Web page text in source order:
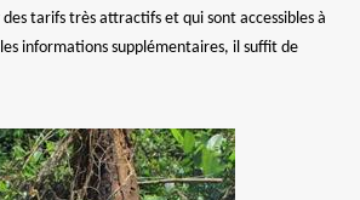
tarifs très attractifs et qui sont accessibles à
informations supplémentaires, il suffit de